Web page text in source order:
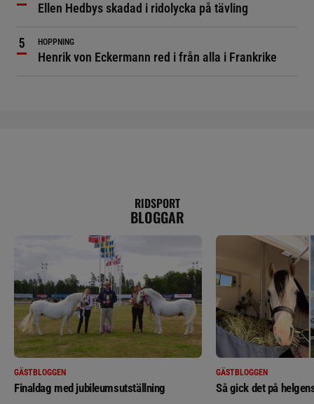
Ellen Hedbys skadad i ridolycka på tävling
HOPPNING
Henrik von Eckermann red i från alla i Frankrike
RIDSPORT
BLOGGAR
GÄSTBLOGGEN
Finaldag med jubileumsutställning
GÄSTBLOGGEN
Så gick det på